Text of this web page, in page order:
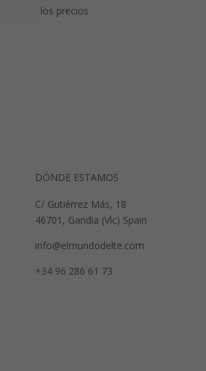
los precios
DÓNDE ESTAMOS
C/ Gutiérrez Más, 18
46701, Gandia (Vlc) Spain
info@elmundodelte.com
+34 96 286 61 73